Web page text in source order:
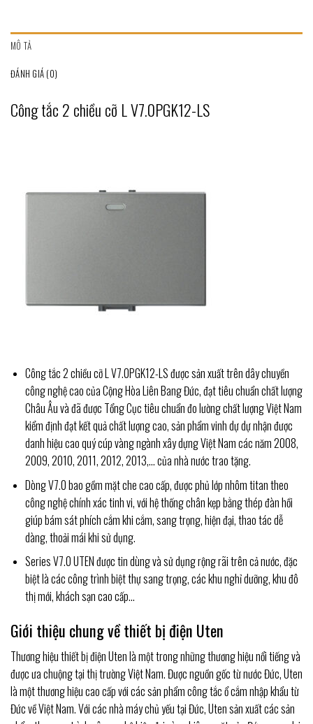
MÔ TẢ
ĐÁNH GIÁ (0)
Công tắc 2 chiều cỡ L V7.0PGK12-LS
Công tắc 2 chiều cỡ L V7.0PGK12-LS được sản xuất trên dây chuyền
công nghệ cao của Cộng Hòa Liên Bang Đức, đạt tiêu chuẩn chất lượng
Châu Âu và đã được Tổng Cục tiêu chuẩn đo lường chất lượng Việt Nam
kiểm định đạt kết quả chất lượng cao, sản phẩm vinh dự dự nhận được
danh hiệu cao quý cúp vàng ngành xây dựng Việt Nam các năm 2008,
2009, 2010, 2011, 2012, 2013,… của nhà nước trao tặng.
Dòng V7.0 bao gồmmặt che cao cấp, được phủ lớp nhôm titan theo
công nghệ chính xác tinh vi, với hệ thống chân kẹp bằng thép đàn hồi
giúp bám sát phích cắm khi cắm, sang trọng, hiện đại, thao tác dễ
dàng, thoải mái khi sử dụng.
Series V7.0 UTEN được tin dùng và sử dụng rộng rãi trên cả nước, đặc
biệt là các công trình biệt thự sang trọng, các khu nghỉ dưỡng, khu đô
thị mới, khách sạn cao cấp…
Giới thiệu chung về thiết bị điện Uten
Thương hiệu thiết bị điện Uten là một trong những thương hiệu nổi tiếng và
được ưa chuộng tại thị trường Việt Nam. Được nguồn gốc từ nước Đức, Uten
là một thương hiệu cao cấp với các sản phẩm công tắc ổ cắm nhập khẩu từ
Đức về Việt Nam. Với các nhà máy chủ yếu tại Đức, Uten sản xuất các sản